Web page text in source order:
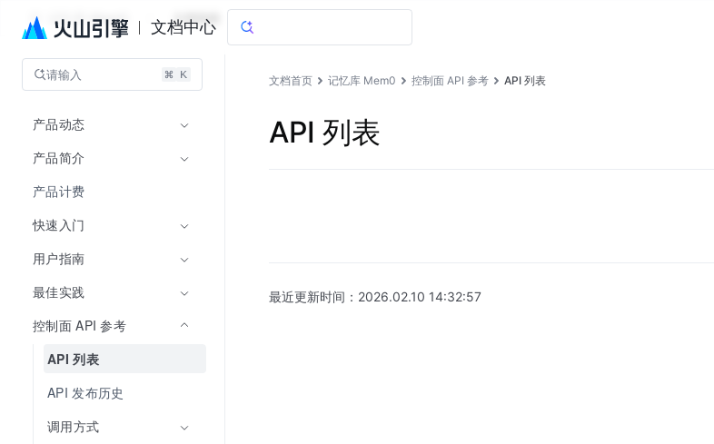
文档中心
记忆库 Mem0 文档指南
请输入
产品动态
产品简介
产品计费
快速入门
用户指南
最佳实践
控制面 API 参考
API 列表
API 发布历史
调用方式
文档首页 记忆库 Mem0 控制面 API 参考 API 列表
API 列表
最近更新时间： 2026.02.10 14:32:57